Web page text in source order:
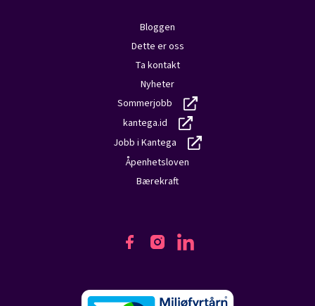
Bloggen
Dette er oss
Ta kontakt
Nyheter
Sommerjobb
kantega.id
Jobb i Kantega
Åpenhetsloven
Bærekraft